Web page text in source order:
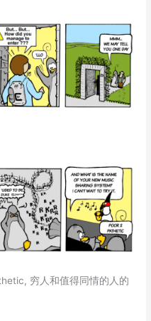
穷人和值得同情的人的